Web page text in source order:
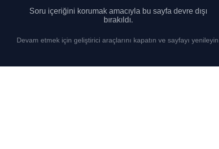
Soru içeriğini korumak amacıyla bu sayfa devre dışı
bırakıldı.
Devam etmek için geliştirici araçlarını kapatın ve sayfayı